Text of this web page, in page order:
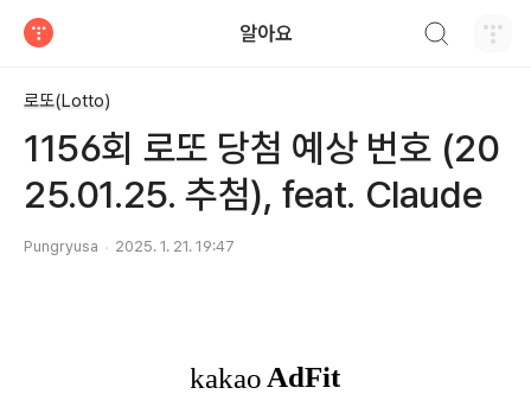
알아요
로또(Lotto)
1156회 로또 당첨 예상 번호 (20
25.01.25. 추첨), feat. Claude
Pungryusa 2025. 1. 21. 19:47